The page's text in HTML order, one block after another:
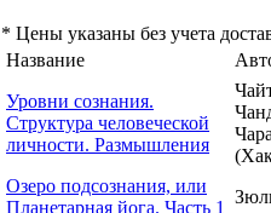
* Цены указаны без учета
Название
Уровни сознания.
Структура человеческой
личности. Размышления
Озеро подсознания, или
Планетарная йога. Часть 1